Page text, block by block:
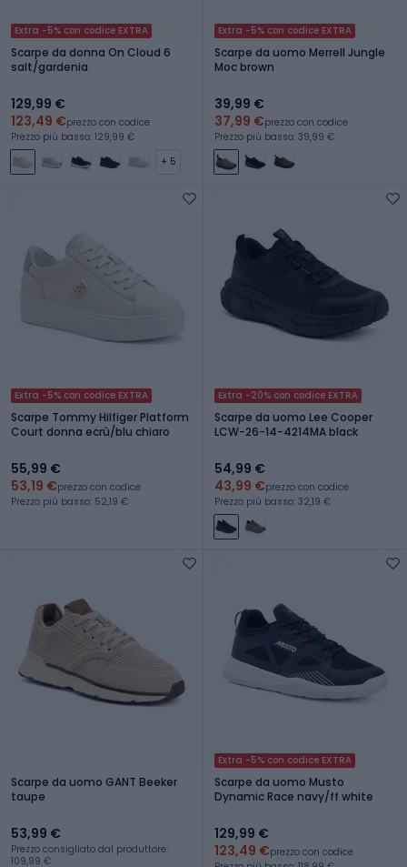
Extra -5% con codice EXTRA
Scarpe da donna On Cloud 6
salt/gardenia
129,99 €
123,49 €prezzo con codice
Prezzo più basso: 129,99 €
+ 5
Extra -5% con codice EXTRA
Scarpe da uomo Merrell Jungle
Moc brown
39,99 €
37,99 €prezzo con codice
Prezzo più basso: 39,99 €
Extra -5% con codice EXTRA
Scarpe Tommy Hilfiger Platform
Court donna ecrù/blu chiaro
55,99 €
53,19 €prezzo con codice
Prezzo più basso: 52,19 €
Extra -20% con codice EXTRA
Scarpe da uomo Lee Cooper
LCW-26-14-4214MA black
54,99 €
43,99 €prezzo con codice
Prezzo più basso: 32,19 €
Scarpe da uomo GANT Beeker
taupe
53,99 €
Prezzo consigliato dal produttore:
109,99 €
Extra -5% con codice EXTRA
Scarpe da uomo Musto
Dynamic Race navy/ff white
129,99 €
123,49 €prezzo con codice